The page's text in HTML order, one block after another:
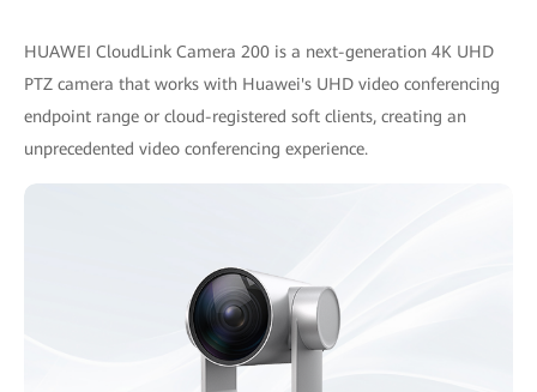
HUAWEI CloudLink Camera 200 is a next-generation 4K UHD
PTZ camera that works with Huawei's UHD video conferencing
endpoint range or cloud-registered soft clients, creating an
unprecedented video conferencing experience.